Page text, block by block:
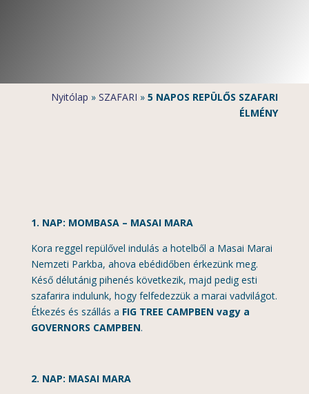
Nyitólap »SZAFARI »5 NAPOS REPÜLŐS SZAFARI
ÉLMÉNY
1. NAP: MOMBASA – MASAI MARA
Kora reggel repülővel indulás a hotelből a Masai Marai
Nemzeti Parkba, ahova ebédidőben érkezünk meg.
Késő délutánig pihenés következik, majd pedig esti
szafarira indulunk, hogy felfedezzük a marai vadvilágot.
Étkezés és szállás a FIG TREE CAMPBEN vagy a
GOVERNORS CAMPBEN.
2. NAP: MASAI MARA